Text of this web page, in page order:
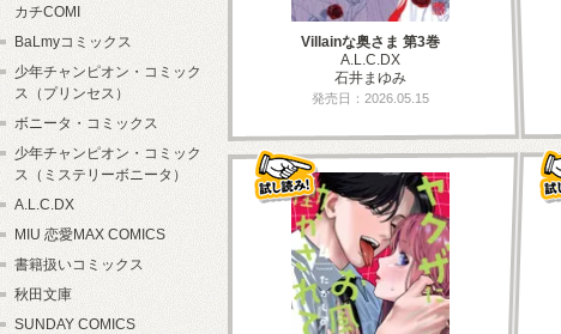
Villainな奥さま 第3巻
A.L.C.DX
石井まゆみ
発売日：2026.05.15
カチCOMI
BaLmyコミックス
少年チャンピオン・コミック
ス（プリンセス）
ボニータ・コミックス
少年チャンピオン・コミック
ス（ミステリーボニータ）
A.L.C.DX
MIU 恋愛MAX COMICS
書籍扱いコミックス
秋田文庫
SUNDAY COMICS